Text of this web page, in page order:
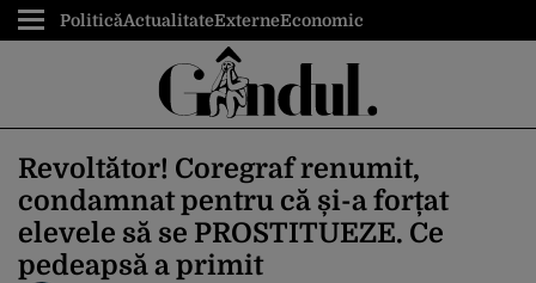
PoliticăActualitateExterneEconomic
Revoltător! Coregraf renumit,
condamnat pentru că și-a forțat
elevele să se PROSTITUEZE. Ce
pedeapsă a primit